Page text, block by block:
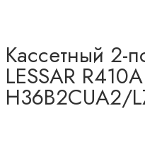
Кассетный 2-
LESSAR
H36B2CUA2/